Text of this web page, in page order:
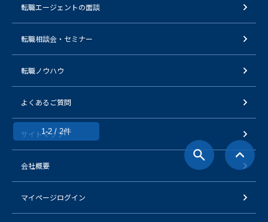
1-2 / 2件
転職エージェントの面談
転職相談会・セミナー
転職ノウハウ
よくあるご質問
サイトマップ
会社概要
マイページログイン